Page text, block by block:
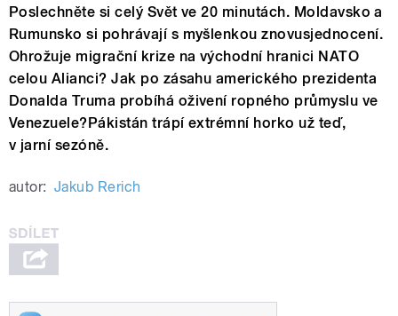
Poslechněte si celý Svět ve 20 minutách. Moldavsko a
Rumunsko si pohrávají s myšlenkou znovusjednocení.
Ohrožuje migrační krize na východní hranici NATO
celou Alianci? Jak po zásahu amerického prezidenta
Donalda Truma probíhá oživení ropného průmyslu ve
Venezuele?Pákistán trápí extrémní horko už teď,
v jarní sezóně.
autor: Jakub Rerich